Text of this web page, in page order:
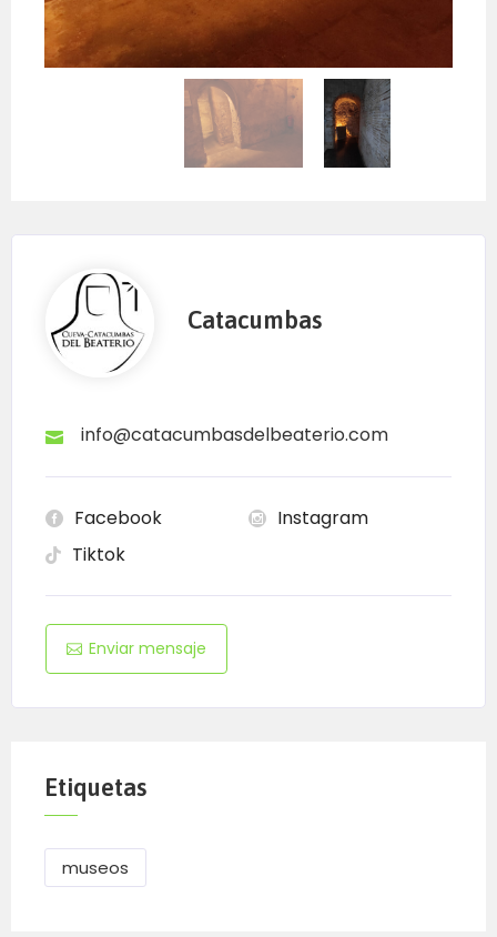
Catacumbas
info@catacumbasdelbeaterio.com
Facebook
Instagram
Tiktok
Enviar mensaje
Etiquetas
museos